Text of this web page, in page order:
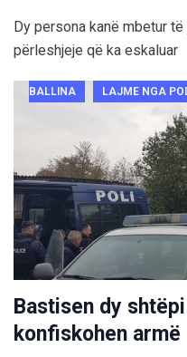
Dy persona kanë mbetur
përleshjeje që ka eskaluar
BALLINA LAJME NGA
Bastisen dy
konfiskohen armë